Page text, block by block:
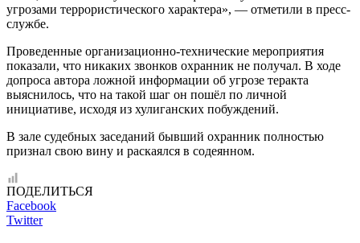
угрозами террористического характера», — отметили в пресс-
службе.
Проведенные организационно-технические мероприятия
показали, что никаких звонков охранник не получал. В ходе
допроса автора ложной информации об угрозе теракта
выяснилось, что на такой шаг он пошёл по личной
инициативе, исходя из хулиганских побуждений.
В зале судебных заседаний бывший охранник полностью
признал свою вину и раскаялся в содеянном.
ПОДЕЛИТЬСЯ
Facebook
Twitter